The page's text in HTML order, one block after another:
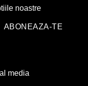
multe
Opțiunile
noastre
media